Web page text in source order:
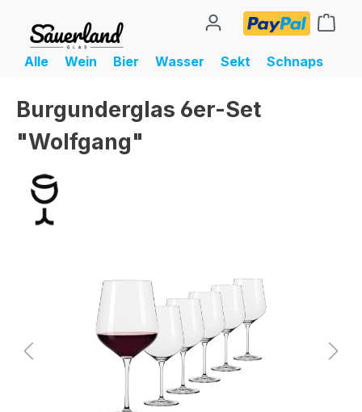
Alle Wein Bier Wasser Sekt Schnaps
Burgunderglas 6er-Set
"Wolfgang"